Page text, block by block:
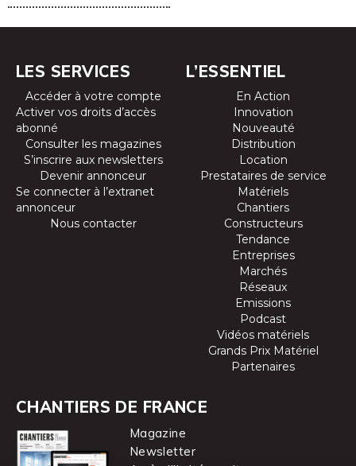
LES SERVICES
Accéder à votre compte
Activer vos droits d’accès
abonné
Consulter les magazines
S’inscrire aux newsletters
Devenir annonceur
Se connecter à l’extranet
annonceur
Nous contacter
L’ESSENTIEL
En Action
Innovation
Nouveauté
Distribution
Location
Prestataires de service
Matériels
Chantiers
Constructeurs
Tendance
Entreprises
Marchés
Réseaux
Emissions
Podcast
Vidéos matériels
Grands Prix Matériel
Partenaires
CHANTIERS DE FRANCE
Magazine
Newsletter